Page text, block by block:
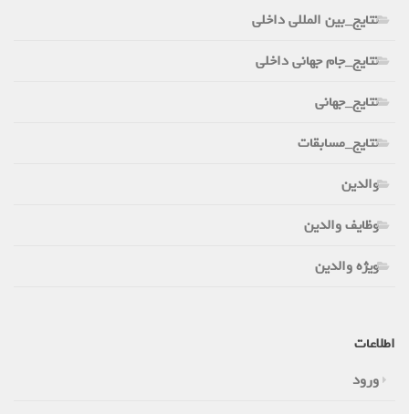
نتایج_بین المللی داخلی
نتایج_جام جهانی داخلی
نتایج_جهانی
نتایج_مسابقات
والدین
وظایف والدین
ویژه والدین
اطلاعات
ورود